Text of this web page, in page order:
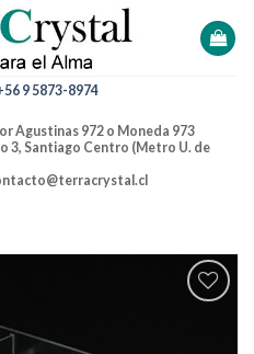
9 5873-8974
o Moneda 973
Centro (Metro U. de